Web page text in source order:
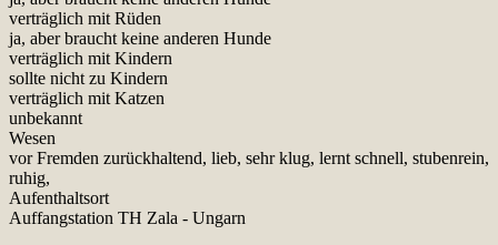
verträglich mit Rüden
ja, aber braucht keine anderen Hunde
verträglich mit Kindern
sollte nicht zu Kindern
verträglich mit Katzen
unbekannt
Wesen
vor Fremden zurückhaltend, lieb, sehr klug, lernt schnell, stubenrein,
ruhig,
Aufenthaltsort
Auffangstation TH Zala - Ungarn